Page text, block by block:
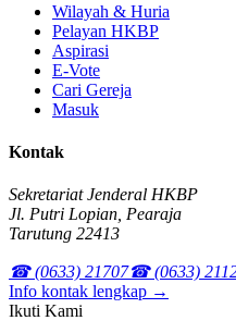
Wilayah & Huria
Pelayan HKBP
Aspirasi
E-Vote
Cari Gereja
Masuk
Kontak
Sekretariat Jenderal HKBP
Jl. Putri Lopian, Pearaja
Tarutung 22413
☎ (0633) 21707☎ (0633)
Info kontak lengkap →
Ikuti Kami